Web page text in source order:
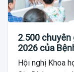
2.500 chuyên
2026 của
Hội nghị Khoa